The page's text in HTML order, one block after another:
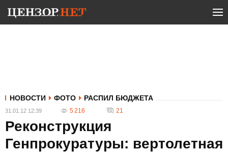
НОВОСТИ ФОТО РАСПИЛ БЮДЖЕТА
31.01.12 12:39 5 216 21
Реконструкция
Генпрокуратуры: вертолетная